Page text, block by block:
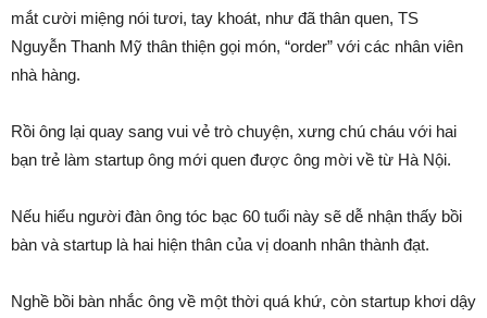
mắt cười miệng nói tươi, tay khoát, như đã thân quen, TS
Nguyễn Thanh Mỹ thân thiện gọi món, “order” với các nhân viên
nhà hàng.
Rồi ông lại quay sang vui vẻ trò chuyện, xưng chú cháu với hai
bạn trẻ làm startup ông mới quen được ông mời về từ Hà Nội.
Nếu hiểu người đàn ông tóc bạc 60 tuổi này sẽ dễ nhận thấy bồi
bàn và startup là hai hiện thân của vị doanh nhân thành đạt.
Nghề bồi bàn nhắc ông về một thời quá khứ, còn startup khơi dậy